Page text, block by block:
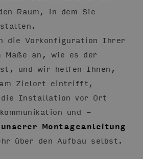
Raum, in dem Sie
die Vorkonfiguration Ihrer
Maße an, wie es der
und wir helfen Ihnen,
am Zielort eintrifft,
die Installation vor Ort
und -
Montageanleitung
über den Aufbau selbst.